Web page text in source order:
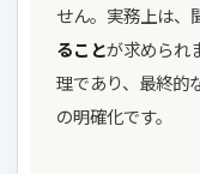
せん。実務上は、
ることが求められ
理であり、最終的
の明確化です。